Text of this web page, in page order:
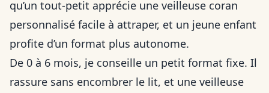
qu’un tout-petit apprécie une veilleuse coran
personnalisé facile à attraper, et un jeune enfant
profite d’un format plus autonome.
De 0 à 6 mois, je conseille un petit format fixe. Il
rassure sans encombrer le lit, et une veilleuse